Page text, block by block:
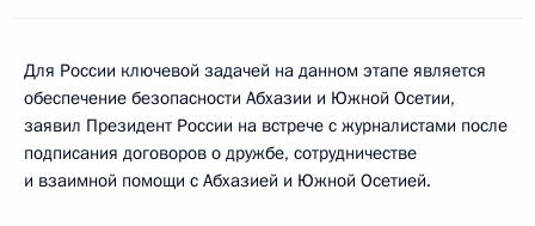
Для России ключевой задачей на данном этапе является
обеспечение безопасности Абхазии и Южной Осетии,
заявил Президент России на встрече с журналистами после
подписания договоров о дружбе, сотрудничестве
и взаимной помощи с Абхазией и Южной Осетией.